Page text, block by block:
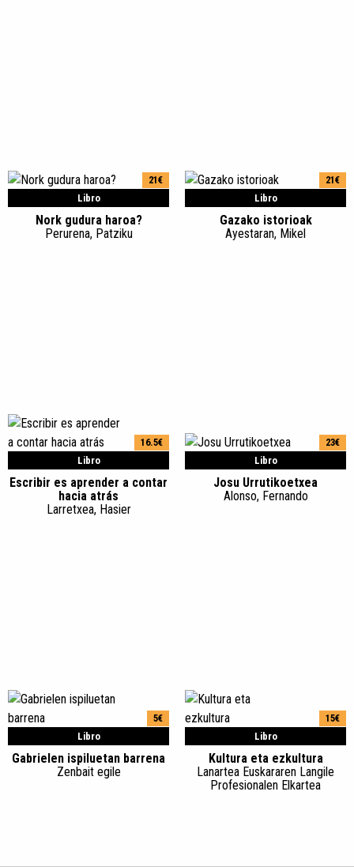
Libro
21€
Nork gudura haroa?
Perurena, Patziku
Libro
21€
Gazako istorioak
Ayestaran, Mikel
Libro
16.5€
Escribir es aprender a contar
hacia atrás
Larretxea, Hasier
Libro
23€
Josu Urrutikoetxea
Alonso, Fernando
Libro
5€
Gabrielen ispiluetan barrena
Zenbait egile
Libro
15€
Kultura eta ezkultura
Lanartea Euskararen Langile
Profesionalen Elkartea